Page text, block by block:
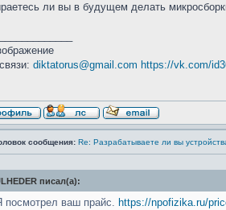
ли вы в будущем делать
diktatorus@gmail.com https://vk.com/
сообщения: Re: Разрабатываете ли вы
писал(а):
посмотрел ваш прайс. https://npofizika.ru/